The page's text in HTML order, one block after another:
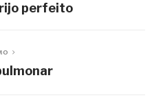
perfeito